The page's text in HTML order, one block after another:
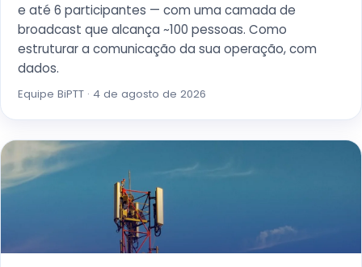
e até 6 participantes — com uma camada de
broadcast que alcança ~100 pessoas. Como
estruturar a comunicação da sua operação, com
dados.
Equipe BiPTT · 4 de agosto de 2026